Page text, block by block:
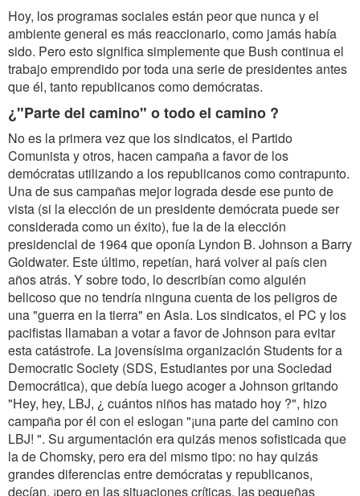
Hoy, los programas sociales están peor que nunca y el
ambiente general es más reaccionario, como jamás había
sido. Pero esto significa simplemente que Bush continua el
trabajo emprendido por toda una serie de presidentes antes
que él, tanto republicanos como demócratas.
¿"Parte del camino" o todo el camino ?
No es la primera vez que los sindicatos, el Partido
Comunista y otros, hacen campaña a favor de los
demócratas utilizando a los republicanos como contrapunto.
Una de sus campañas mejor lograda desde ese punto de
vista (si la elección de un presidente demócrata puede ser
considerada como un éxito), fue la de la elección
presidencial de 1964 que oponía Lyndon B. Johnson a Barry
Goldwater. Este último, repetían, hará volver al país cien
años atrás. Y sobre todo, lo describían como alguién
belicoso que no tendría ninguna cuenta de los peligros de
una "guerra en la tierra" en Asia. Los sindicatos, el PC y los
pacifistas llamaban a votar a favor de Johnson para evitar
esta catástrofe. La jovensísima organización Students for a
Democratic Society (SDS, Estudiantes por una Sociedad
Democrática), que debía luego acoger a Johnson gritando
"Hey, hey, LBJ, ¿ cuántos niños has matado hoy ?", hizo
campaña por él con el eslogan "¡una parte del camino con
LBJ! ". Su argumentación era quizás menos sofisticada que
la de Chomsky, pero era del mismo tipo: no hay quizás
grandes diferencias entre demócratas y republicanos,
decían, ¡pero en las situaciones críticas, las pequeñas